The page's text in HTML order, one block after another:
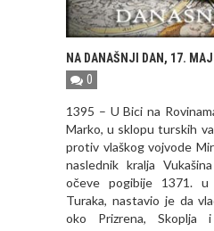
NA DANAŠNJI DAN, 17. MAJ
0
1395 – U Bici na
Marko, u sklopu turskih
protiv vlaškog vojvode
naslednik kralja
očeve pogibije 1371.
Turaka, nastavio je da
oko Prizrena, Skoplja i